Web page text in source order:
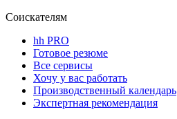
Соискателям
hh PRO
Готовое резюме
Все сервисы
Хочу у вас работать
Производственный календарь
Экспертная рекомендация